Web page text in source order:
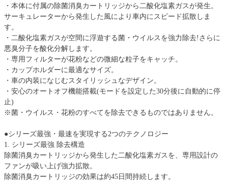
・本体に付属の除菌消臭カートリッジから二酸化塩素ガスが発生。
サーキュレーターから発生した風により車内にスピード拡散しま
す。
・二酸化塩素ガスが空間に浮遊する菌・ウイルスを強力除去!さらに
悪臭分子を酸化分解します。
・専用フィルターが花粉などの微細な粒子をキャッチ。
・カップホルダーに最適なサイズ。
・車の内装になじむスタイリッシュなデザイン。
・安心のオートオフ機能搭載(モードを設定した30分後に自動的に停
止)
※菌・ウイルス・花粉のすべてを除去できるものではありません。
●シリーズ最強・最速を実現する2つのテクノロジー
1. シリーズ最強 除去構造
除菌消臭カートリッジから発生した二酸化塩素ガスを、専用設計の
ファンが吸い上げ強力拡散。
除菌消臭カートリッジの効果は約45日間持続します。